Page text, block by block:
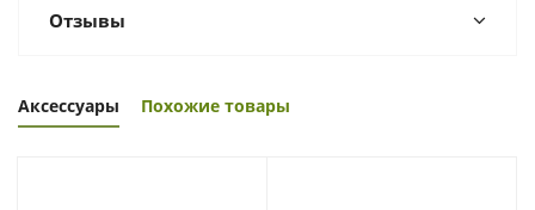
Отзывы
Аксессуары Похожие товары